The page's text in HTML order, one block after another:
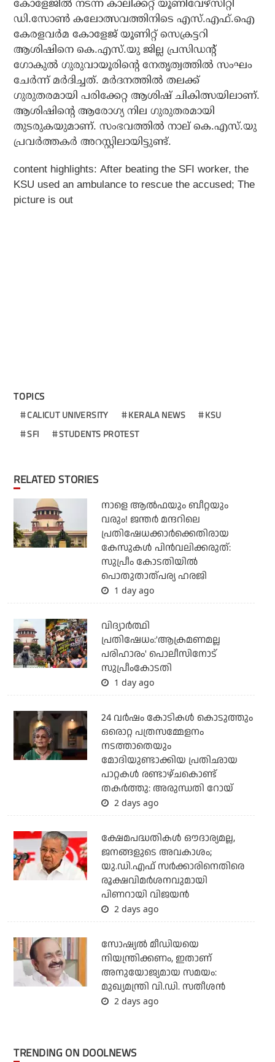
കോളേജില്‍ നടന്ന കാലിക്കറ്റ് യൂണിവേഴ്‌സിറ്റി
ഡി.സോണ്‍ കലോത്സവത്തിനിടെ എസ്.എഫ്.ഐ
കേരളവര്‍മ കോളേജ് യൂണിറ്റ് സെക്രട്ടറി
ആശിഷിനെ കെ.എസ്.യു ജില്ല പ്രസിഡന്റ്
ഗോകുല്‍ ഗുരുവായൂരിന്റെ നേതൃത്വത്തില്‍ സംഘം
ചേര്‍ന്ന് മര്‍ദിച്ചത്. മര്‍ദനത്തില്‍ തലക്ക്
ഗുരുതരമായി പരിക്കേറ്റ ആശിഷ് ചികിത്സയിലാണ്.
ആശിഷിന്റെ ആരോഗ്യ നില ഗുരുതരമായി
തുടരുകയുമാണ്. സംഭവത്തില്‍ നാല് കെ.എസ്.യു
പ്രവര്‍ത്തകര്‍ അറസ്റ്റിലായിട്ടുണ്ട്.
content highlights: After beating the SFI worker, the
KSU used an ambulance to rescue the accused; The
picture is out
TOPICS
CALICUT UNIVERSITY KERALA NEWS
KSU
SFI
STUDENTS PROTEST
RELATED STORIES
നാളെ ആല്‍ഫയും ബീറ്റയും
വരും! ജന്തര്‍ മന്ദറിലെ
പ്രതിഷേധക്കാര്‍ക്കെതിരായ
കേസുകള്‍ പിന്‍വലിക്കരുത്:
സുപ്രീം കോടതിയില്‍
പൊതുതാത്പര്യ ഹരജി
1 day ago
വിദ്യാര്‍ത്ഥി
പ്രതിഷേധം:'ആക്രമണമല്ല
പരിഹാരം' പൊലീസിനോട്
സുപ്രീംകോടതി
1 day ago
24 വര്‍ഷം കോടികള്‍ കൊടുത്തും
ഒരൊറ്റ പത്രസമ്മേളനം
നടത്താതെയും
മോദിയുണ്ടാക്കിയ പ്രതിഛായ
പാറ്റകള്‍ രണ്ടാഴ്ചകൊണ്ട്
തകര്‍ത്തു: അരുന്ധതി റോയ്
2 days ago
ക്ഷേമപദ്ധതികള്‍ ഔദാര്യമല്ല,
ജനങ്ങളുടെ അവകാശം;
യു.ഡി.എഫ് സര്‍ക്കാരിനെതിരെ
രൂക്ഷവിമര്‍ശനവുമായി
പിണറായി വിജയന്‍
2 days ago
സോഷ്യല്‍ മീഡിയയെ
നിയന്ത്രിക്കണം, ഇതാണ്
അനുയോജ്യമായ സമയം:
മുഖ്യമന്ത്രി വി.ഡി. സതീശന്‍
2 days ago
TRENDING ON DOOLNEWS